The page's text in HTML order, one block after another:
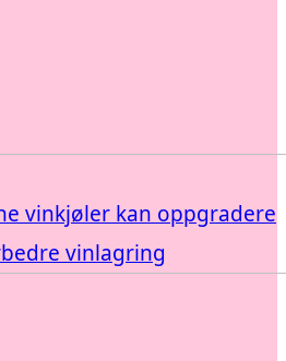
vinkjøler kan oppgradere
vinlagring